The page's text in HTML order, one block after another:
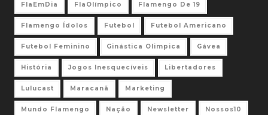
FlaEmDia FlaOlímpico Flamengo De 19
Flamengo Ídolos Futebol Futebol Americano
Futebol Feminino Ginástica Olimpica Gávea
História Jogos Inesquecíveis Libertadores
Lulucast Maracanã Marketing
Mundo Flamengo Nação Newsletter Nossos10